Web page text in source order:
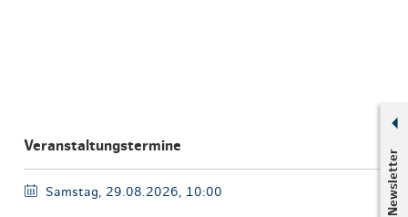
Newsletter
Veranstaltungstermine
Samstag, 29.08.2026, 10:00